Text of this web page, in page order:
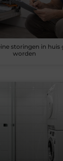
storingen in huis
worden